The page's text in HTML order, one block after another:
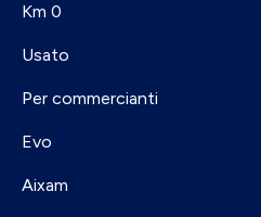
Km 0
Usato
Per commercianti
Evo
Aixam